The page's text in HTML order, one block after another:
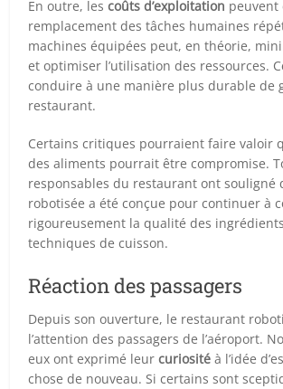
En outre, lescoûts d’exploitation peuvent
remplacement des tâches humaines
machines équipées peut, en théorie,
et optimiser l’utilisation des ressources.
conduire à une manière plus durable de
restaurant.
Certains critiques pourraient faire valoir
des aliments pourrait être compromise.
responsables du restaurant ont souligné
robotisée a été conçue pour continuer à
rigoureusement la qualité des
techniques de cuisson.
Réaction des passagers
Depuis son ouverture, le restaurant
l’attention des passagers de l’aéroport.
eux ont exprimé leurcuriosité à l’idée
chose de nouveau. Si certains sont